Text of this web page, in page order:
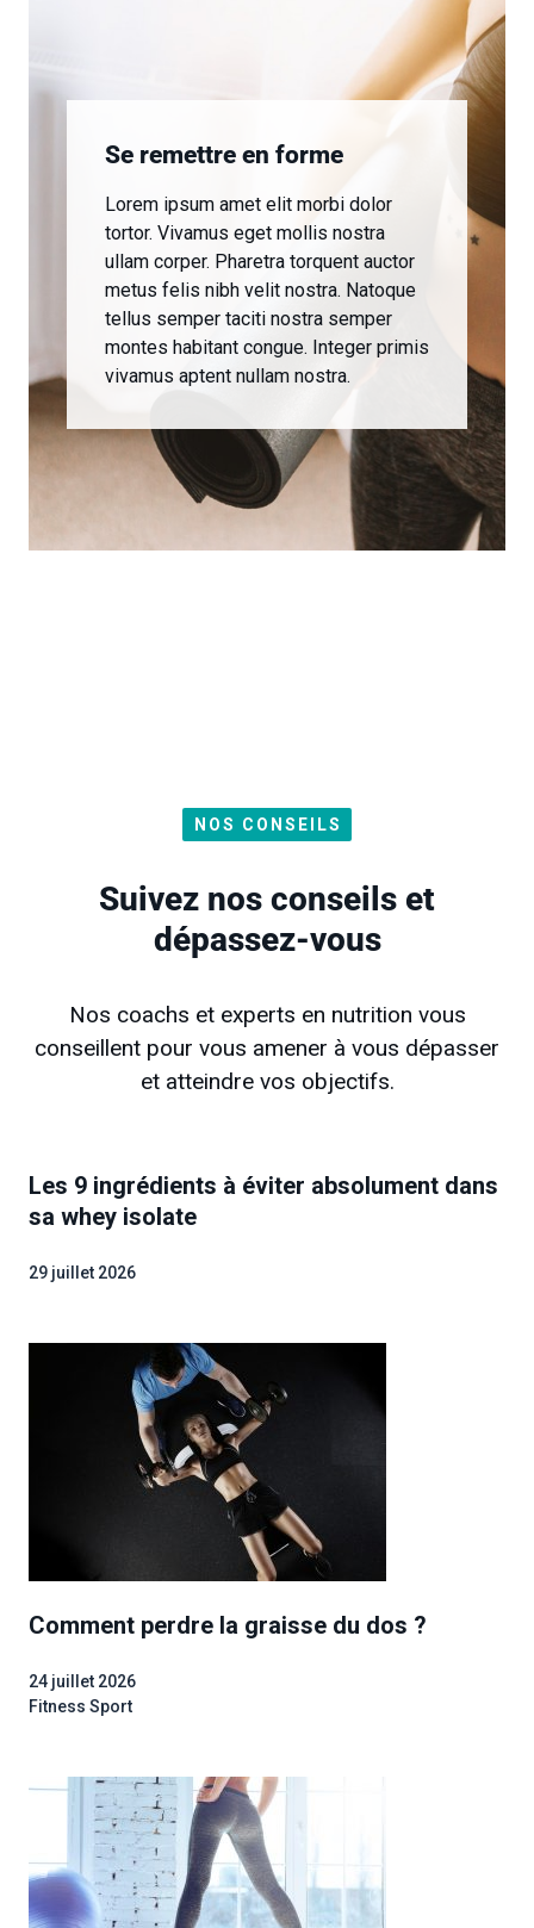
Se remettre en forme
Lorem ipsum amet elit morbi dolor
tortor. Vivamus eget mollis nostra
ullam corper. Pharetra torquent auctor
metus felis nibh velit nostra. Natoque
tellus semper taciti nostra semper
montes habitant congue. Integer primis
vivamus aptent nullam nostra.
NOS CONSEILS
Suivez nos conseils et
dépassez-vous
Nos coachs et experts en nutrition vous
conseillent pour vous amener à vous dépasser
et atteindre vos objectifs.
Les 9 ingrédients à éviter absolument dans
sa whey isolate
29 juillet 2026
Comment perdre la graisse du dos ?
24 juillet 2026
Fitness Sport